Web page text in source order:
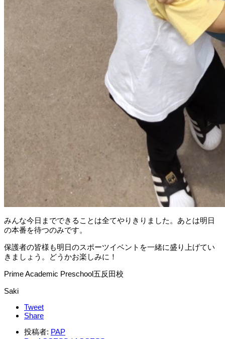
みんな今日までできることは全てやりきりました。あとは明日
の本番を待つのみです。
保護者の皆様も明日のスポーツイベントを一緒に盛り上げてい
きましょう。どうかお楽しみに！
Prime Academic Preschool五反田校
Saki
Tweet
Share
投稿者: PAP